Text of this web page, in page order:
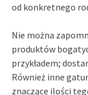
od konkretnego
Nie można
produktów
przykładem;
Również inne
znaczące ilości